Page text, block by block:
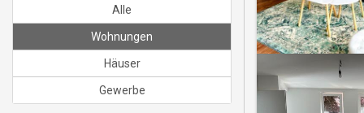
Alle
Wohnungen
Häuser
Gewerbe